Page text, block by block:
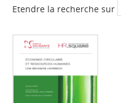
Etendre la recherche sur